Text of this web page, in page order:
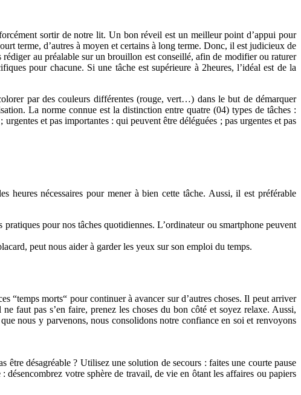
sortir de notre lit. Un bon réveil est un meilleur point d’appui pour
terme, d’autres à moyen et certains à long terme. Donc, il est judicieux de
au préalable sur un brouillon est conseillé, afin de modifier ou raturer
pour chacune. Si une tâche est supérieure à 2heures, l’idéal est de la
par des couleurs différentes (rouge, vert…) dans le but de démarquer
La norme connue est la distinction entre quatre (04) types de tâches :
et pas importantes : qui peuvent être déléguées ; pas urgentes et pas
heures nécessaires pour mener à bien cette tâche. Aussi, il est préférable
pour nos tâches quotidiennes. L’ordinateur ou smartphone peuvent
peut nous aider à garder les yeux sur son emploi du temps.
“temps morts“ pour continuer à avancer sur d’autres choses. Il peut arriver
faut pas s’en faire, prenez les choses du bon côté et soyez relaxe. Aussi,
nous y parvenons, nous consolidons notre confiance en soi et renvoyons
être désagréable ? Utilisez une solution de secours : faites une courte pause
désencombrez votre sphère de travail, de vie en ôtant les affaires ou papiers